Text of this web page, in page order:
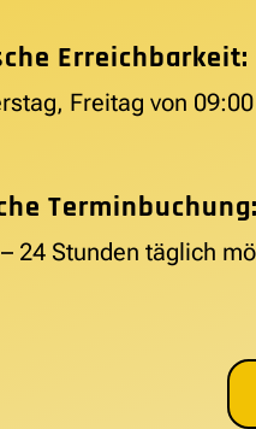
Erreichbarkeit:
Freitag von
Terminbuchung:
24 Stunden täglich